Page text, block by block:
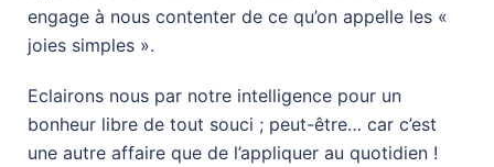
engage à nous contenter de ce qu’on appelle les «
joies simples ».
Eclairons nous par notre intelligence pour un
bonheur libre de tout souci ; peut-être… car c’est
une autre affaire que de l’appliquer au quotidien !